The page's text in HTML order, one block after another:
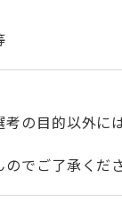
の目的以外に
でご了承くださ